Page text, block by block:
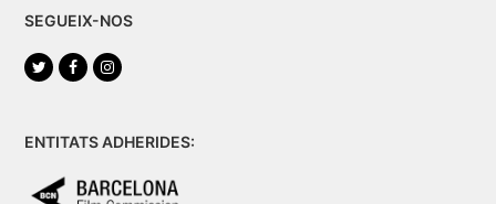
SEGUEIX-NOS
TwitterFacebookInstagram
ENTITATS ADHERIDES: